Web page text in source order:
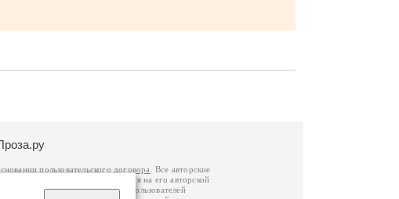
пользовательского договора
. Все авторские
к которому вы можете обратиться на его авторской
Российской Федерации. Данные пользователей